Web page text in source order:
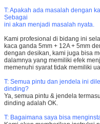
T: Apakah ada masalah dengan
Sebagai
ini akan menjadi masalah nyata.
Kami profesional di bidang ini
kaca ganda 5mm + 12A + 5mm
dengan desikan, kami juga bisa
dalamnya yang memiliki efek
memenuhi syarat tidak memiliki
T: Semua pintu dan jendela ini
dinding?
Ya, semua pintu & jendela
dinding adalah OK.
T: Bagaimana saya bisa